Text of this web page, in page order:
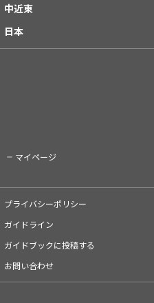
中近東
日本
マイページ
プライバシーポリシー
ガイドライン
ガイドブックに投稿する
お問い合わせ